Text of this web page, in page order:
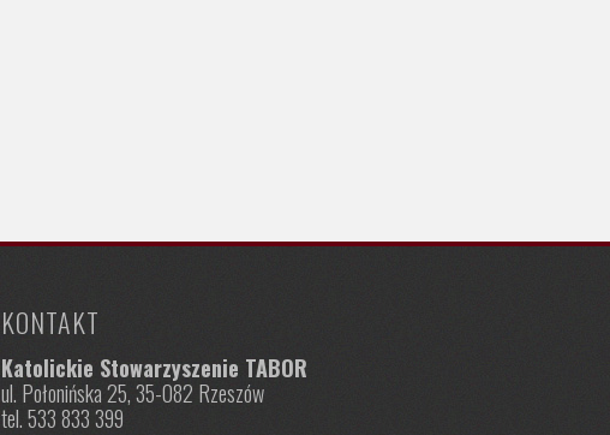
KONTAKT
Katolickie Stowarzyszenie TABOR
ul. Połonińska 25, 35-082 Rzeszów
tel. 533 833 399